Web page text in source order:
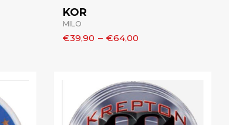
KOR
MILO
€39,90 – €64,00